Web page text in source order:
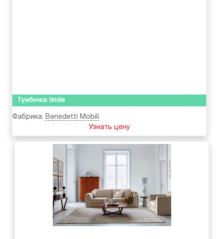
Тумбочка Smile
Фабрика: Benedetti Mobili
Узнать цену